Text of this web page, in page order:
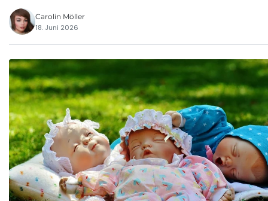
Carolin Möller
18. Juni 2026